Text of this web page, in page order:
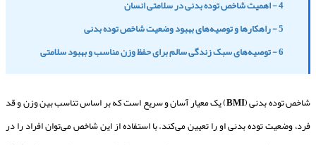
4 - اهمیت شاخص توده بدنی در سلامتی انسان
5 - راهکارها و توصیه‌های بهبود وضعیت شاخص توده بدنی
6 - توصیه‌های سبک زندگی سالم برای حفظ وزن مناسب و بهبود سلامتی
شاخص توده بدنی (BMI) یک معیار آسان و سریع است که بر اساس تناسب بین وزن و قد
فرد، وضعیت توده بدنی او را تعیین می‌کند. با استفاده از این شاخص می‌توان افراد را در